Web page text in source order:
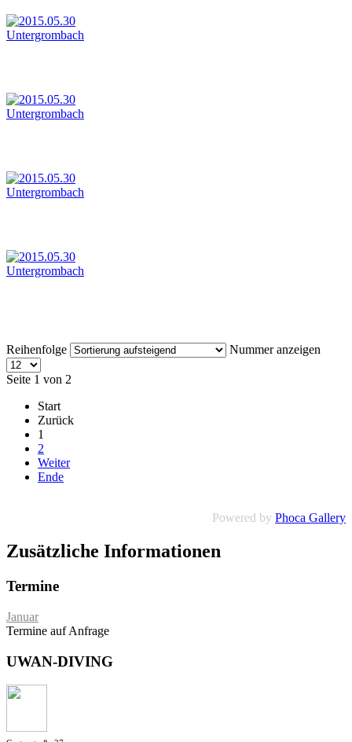
Reihenfolge Nummer anzeigen
Seite 1 von 2
Start
Zurück
1
2
Weiter
Ende
Powered by Phoca Gallery
Zusätzliche Informationen
Termine
Januar
Termine auf Anfrage
UWAN-DIVING